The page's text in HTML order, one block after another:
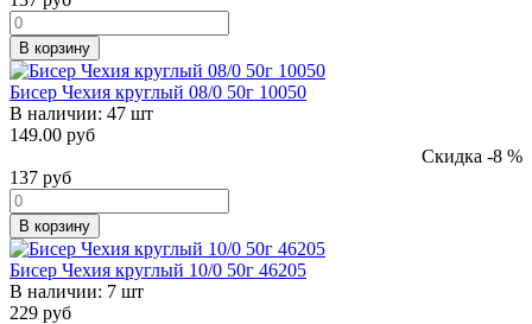
В корзину
Бисер Чехия круглый 08/0 50г 10050
В наличии: 47 шт
149.00 руб
Скидка -8 %
137 руб
В корзину
Бисер Чехия круглый 10/0 50г 46205
В наличии: 7 шт
229 руб